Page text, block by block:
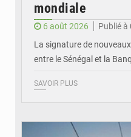
mondiale
6 août 2026
Publié à
La signature de
entre le Sénégal et la
SAVOIR PLUS